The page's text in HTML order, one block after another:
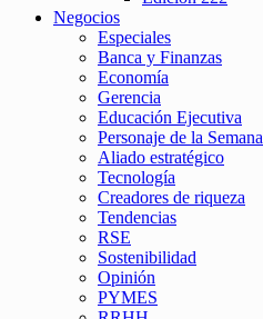
Negocios
Especiales
Banca y Finanzas
Economía
Gerencia
Educación Ejecutiva
Personaje de la Semana
Aliado estratégico
Tecnología
Creadores de riqueza
Tendencias
RSE
Sostenibilidad
Opinión
PYMES